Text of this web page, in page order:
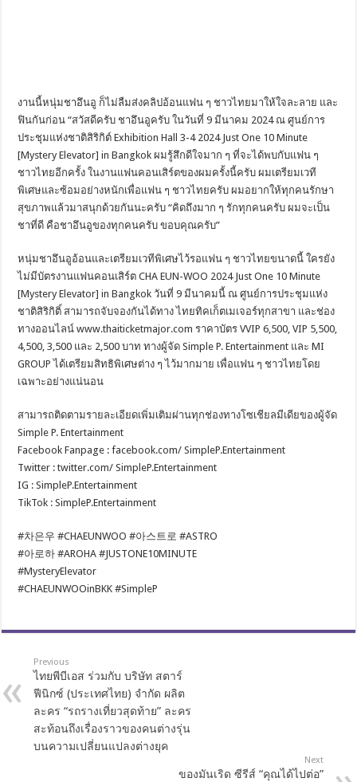
งานนี้หนุ่มชาอึนอู ก็ไม่ลืมส่งคลิปอ้อนแฟน ๆ ชาวไทยมาให้ใจละลาย และ
ฟินกันก่อน “สวัสดีครับ ชาอึนอูครับ ในวันที่ 9 มีนาคม 2024 ณ ศูนย์การ
ประชุมแห่งชาติสิริกิต์ Exhibition Hall 3-4 2024 Just One 10 Minute
[Mystery Elevator] in Bangkok ผมรู้สึกดีใจมาก ๆ ที่จะได้พบกับแฟน ๆ
ชาวไทยอีกครั้ง ในงานแฟนคอนเสิร์ตของผมครั้งนี้ครับ ผมเตรียมเวที
พิเศษและซ้อมอย่างหนักเพื่อแฟน ๆ ชาวไทยครับ ผมอยากให้ทุกคนรักษา
สุขภาพแล้วมาสนุกด้วยกันนะครับ “คิดถึงมาก ๆ รักทุกคนครับ ผมจะเป็น
ชาที่ดี คือชาอึนอูของทุกคนครับ ขอบคุณครับ”
หนุ่มชาอึนอูอ้อนและเตรียมเวทีพิเศษไว้รอแฟน ๆ ชาวไทยขนาดนี้ ใครยัง
ไม่มีบัตรงานแฟนคอนเสิร์ต CHA EUN-WOO 2024 Just One 10 Minute
[Mystery Elevator] in Bangkok วันที่ 9 มีนาคมนี้ ณ ศูนย์การประชุมแห่ง
ชาติสิริกิติ์ สามารถจับจองกันได้ทาง ไทยทิคเก็ตเมเจอร์ทุกสาขา และช่อง
ทางออนไลน์ www.thaiticketmajor.com ราคาบัตร VVIP 6,500, VIP 5,500,
4,500, 3,500 และ 2,500 บาท ทางผู้จัด Simple P. Entertainment และ MI
GROUP ได้เตรียมสิทธิพิเศษต่าง ๆ ไว้มากมาย เพื่อแฟน ๆ ชาวไทยโดย
เฉพาะอย่างแน่นอน
สามารถติดตามรายละเอียดเพิ่มเติมผ่านทุกช่องทางโซเชียลมีเดียของผู้จัด
Simple P. Entertainment
Facebook Fanpage : facebook.com/ SimpleP.Entertainment
Twitter : twitter.com/ SimpleP.Entertainment
IG : SimpleP.Entertainment
TikTok : SimpleP.Entertainment
#차은우 #CHAEUNWOO #아스트로 #ASTRO
#아로하 #AROHA #JUSTONE10MINUTE
#MysteryElevator
#CHAEUNWOOinBKK #SimpleP
Previous
ไทยพีบีเอส ร่วมกับ บริษัท สตาร์
ฟีนิกซ์ (ประเทศไทย) จำกัด ผลิต
ละคร “รถรางเที่ยวสุดท้าย” ละคร
สะท้อนถึงเรื่องราวของคนต่างรุ่น
บนความเปลี่ยนแปลงต่างยุค
Next
ของมันเริด ซีรีส์ “คุณได้ไปต่อ”